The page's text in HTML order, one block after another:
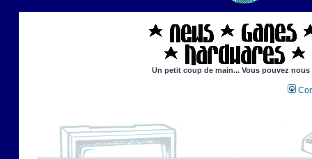
Un petit coup de main... Vous pouvez